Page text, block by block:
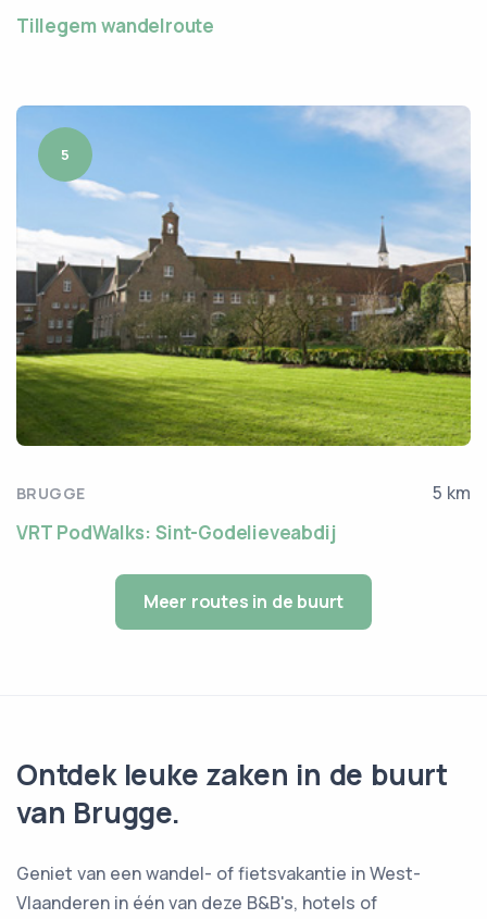
Tillegem wandelroute
5
BRUGGE 5 km
VRT PodWalks: Sint-Godelieveabdij
Meer routes in de buurt
Ontdek leuke zaken in de buurt
van Brugge.
Geniet van een wandel- of fietsvakantie in West-
Vlaanderen in één van deze B&B's, hotels of